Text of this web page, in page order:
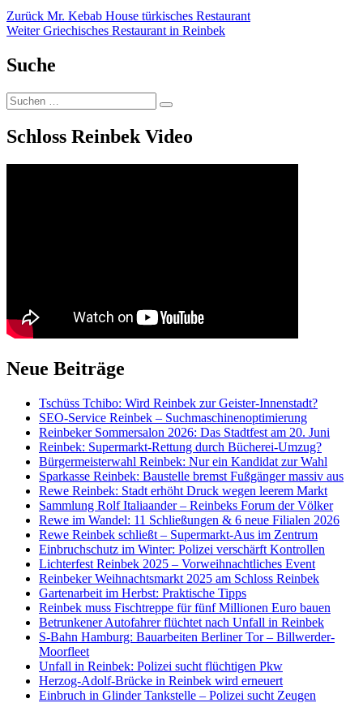
Beitragsnavigation
Zurück Vorheriger
Beitrag:
Mr. Kebab House türkisches Restaurant
Weiter Nächster
Griechisches Restaurant in Reinbek
Suche
Suchen
nach:
Suchen
Schloss Reinbek Video
Neue Beiträge
Tschüss Tchibo: Wird Reinbek zur Geister-Innenstadt?
SEO-Service Reinbek – Suchmaschinenoptimierung
Reinbeker Sommersalon 2026: Das Stadtfest am 20. Juni
Reinbek: Supermarkt-Rettung durch Bücherei-Umzug?
Bürgermeisterwahl Reinbek: Nur ein Kandidat zur Wahl
Sparkasse Reinbek: Baustelle bremst Fußgänger massiv aus
Rewe Reinbek: Stadt erhöht Druck wegen leerem Markt
Sammlung Rolf Italiaander – Reinbeks Forum der Völker
Rewe im Wandel: 11 Schließungen & 6 neue Filialen 2026
Rewe Reinbek schließt – Supermarkt-Aus im Zentrum
Einbruchschutz im Winter: Polizei verschärft Kontrollen
Lichterfest Reinbek 2025 – Vorweihnachtliches Event
Reinbeker Weihnachtsmarkt 2025 am Schloss Reinbek
Gartenarbeit im Herbst: Praktische Tipps
Reinbek muss Fischtreppe für fünf Millionen Euro bauen
Betrunkener Autofahrer flüchtet nach Unfall in Reinbek
S-Bahn Hamburg: Bauarbeiten Berliner Tor – Billwerder-
Moorfleet
Unfall in Reinbek: Polizei sucht flüchtigen Pkw
Herzog-Adolf-Brücke in Reinbek wird erneuert
Einbruch in Glinder Tankstelle – Polizei sucht Zeugen